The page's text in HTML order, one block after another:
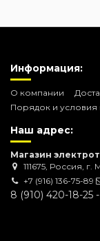
Информация:
О компании
Порядок и условия
Наш адрес:
Магазин
111675, Россия,
+7 (916) 136-75-89
8 (910) 420-18-25